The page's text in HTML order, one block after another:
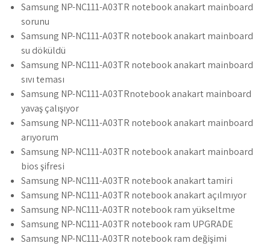
Samsung NP-NC111-A03TR notebook anakart mainboard
sorunu
Samsung NP-NC111-A03TR notebook anakart mainboard
su döküldü
Samsung NP-NC111-A03TR notebook anakart mainboard
sıvı teması
Samsung NP-NC111-A03TRnotebook anakart mainboard
yavaş çalışıyor
Samsung NP-NC111-A03TR notebook anakart mainboard
arıyorum
Samsung NP-NC111-A03TR notebook anakart mainboard
bios şifresi
Samsung NP-NC111-A03TR notebook anakart tamiri
Samsung NP-NC111-A03TR notebook anakart açılmıyor
Samsung NP-NC111-A03TR notebook ram yükseltme
Samsung NP-NC111-A03TR notebook ram UPGRADE
Samsung NP-NC111-A03TR notebook ram değişimi